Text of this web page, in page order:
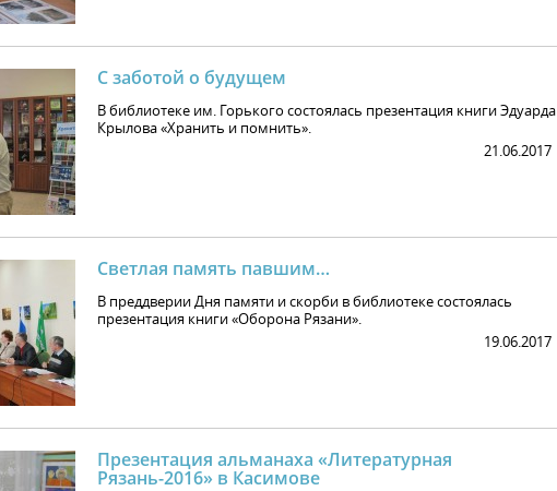
С заботой о будущем
В библиотеке им. Горького состоялась презентация книги Эдуарда
Крылова «Хранить и помнить».
21.06.2017
Светлая память павшим…
В преддверии Дня памяти и скорби в библиотеке состоялась
презентация книги «Оборона Рязани».
19.06.2017
Презентация альманаха «Литературная
Рязань-2016» в Касимове